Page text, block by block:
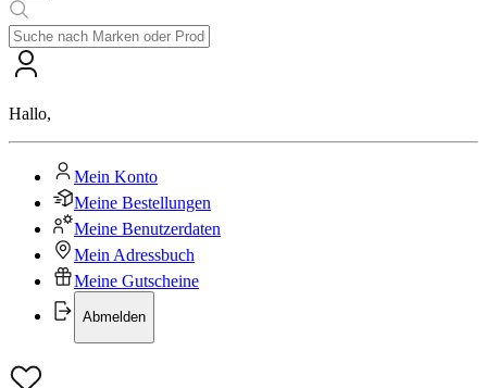
Hallo,
Mein Konto
Meine Bestellungen
Meine Benutzerdaten
Mein Adressbuch
Meine Gutscheine
Abmelden